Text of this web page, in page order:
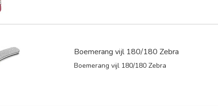
Boemerang vijl 180/180 Zebra
Boemerang vijl 180/180 Zebra